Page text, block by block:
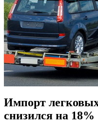
Импорт
снизился на 18%